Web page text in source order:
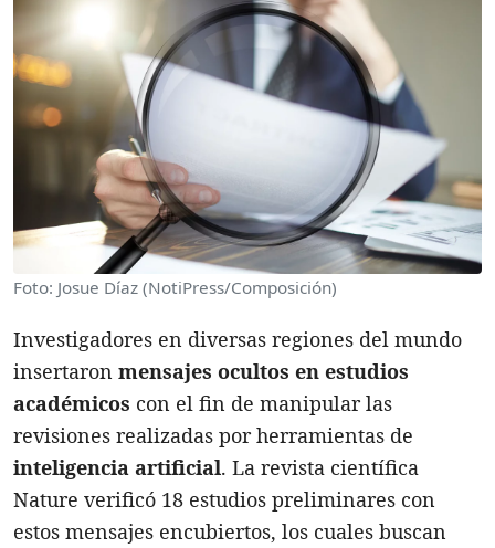
Foto: Josue Díaz (NotiPress/Composición)
Investigadores en diversas regiones del mundo
insertaron mensajes ocultos en estudios
académicos con el fin de manipular las
revisiones realizadas por herramientas de
inteligencia artificial. La revista científica
Nature verificó 18 estudios preliminares con
estos mensajes encubiertos, los cuales buscan